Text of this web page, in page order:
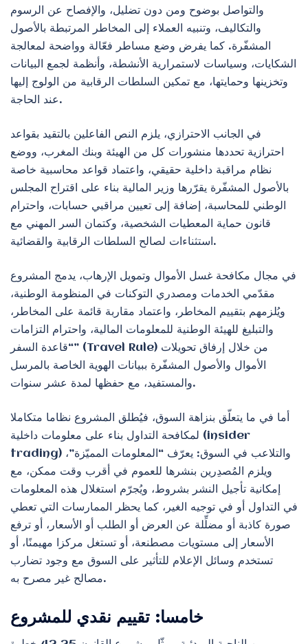
والتواصل بوضوح ومن دون تضليل، والإفصاح عن الرسوم
والتكاليف، وتنبيه العملاء إلى المخاطر المرتبطة بالأصول
المشفّرة. كما يفرض وضع مساطر فعّالة وواضحة لمعالجة
الشكايات، وسياسات لاستمرارية الأنشطة، وأنظمة لجمع البيانات
وتخزينها وحمايتها، مع تمكين السلطات الرقابية من الولوج إليها
عند الحاجة.
في الجانب الاحترازي، يلزم النص الفاعلين بالتقيد بقواعد
احترازية تحددها منشورات كل من الهيئة وبنك المغرب، ووضع
نظام مراقبة داخلية حقيقي، واعتماد قواعد محاسبية خاصة
بالأصول المشفّرة يقرّرها وزير المالية بناء على اقتراح المجلس
الوطني للمحاسبة، إضافة إلى تعيين مراقبي حسابات، واحترام
قانون حماية المعطيات الشخصية، وكتمان السر المهني مع
استثناءات لصالح السلطات الرقابية والقضائية.
في مجال مكافحة غسل الأموال وتمويل الإرهاب، يدمج المشروع
مقدّمي الخدمات ومصدري التوكنات في المنظومة الوطنية،
ويُلزمهم بتقييم المخاطر، واعتماد مقاربة قائمة على المخاطر،
والتبليغ للهيئة الوطنية للمعلومات المالية، واحترام التزامات
“قاعدة السفر” (Travel Rule) من خلال إرفاق تحويلات
الأموال والأصول المشفّرة ببيانات الهوية الخاصة بالمرسل
والمستفيد، مع حفظها لمدة عشر سنوات.
أما في ما يتعلّق بنزاهة السوق، فيُطلق المشروع نظاما متكاملا
لمكافحة التداول بناء على معلومات داخلية (insider
trading) والتلاعب في السوق: يعرّف “المعلومات المميّزة”،
ويلزم المُصدِرين بنشرها للعموم في أقرب وقت ممكن، مع
إمكانية تأجيل النشر بشروط، ويُجرّم استغلال هذه المعلومات
في التداول أو في توجيه الغير، كما يحظر الممارسات التي تعطي
صورة كاذبة أو مضلِّلة عن العرض أو الطلب أو الأسعار، أو ترفع
الأسعار إلى مستويات مصطنعة، أو تستغل مركزا مهيمنًا، أو
تستخدم وسائل الإعلام للتأثير على السوق مع وجود تضارب
مصالح غير مصرح به.
خامسا: تقييم نقدي للمشروع